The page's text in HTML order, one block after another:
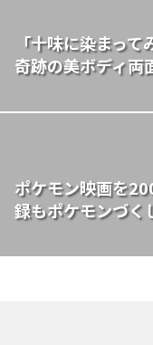
「十味に染まっ
奇跡の美ボディ両
ポケモン映画を
録もポケモンづく